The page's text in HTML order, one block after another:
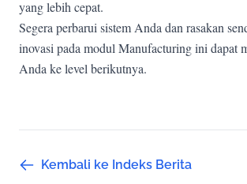
yang lebih cepat.
Segera perbarui sistem Anda dan rasakan
inovasi pada modul Manufacturing ini dapat
Anda ke level berikutnya.
Kembali ke Indeks Berita